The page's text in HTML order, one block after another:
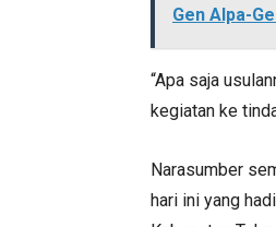
Gen Alpa-
“Apa saja
kegiatan ke
Narasumber
hari ini yang